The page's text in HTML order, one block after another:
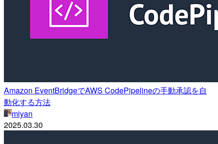
Amazon EventBridgeでAWS CodePipelineの手動承認を自
動化する方法
miyan
2025.03.30